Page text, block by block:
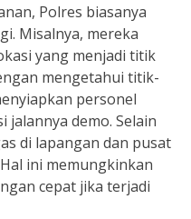
Polres biasanya
Misalnya, mereka
yang menjadi titik
mengetahui titik-
personel
jalannya demo. Selain
di lapangan dan pusat
ini memungkinkan
cepat jika terjadi